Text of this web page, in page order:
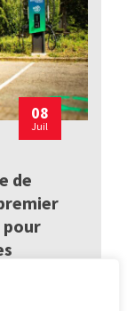
08
Juil
de
pour
au